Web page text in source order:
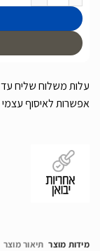
אפשרות לאיסוף
מידות מוצר תיאור מוצר